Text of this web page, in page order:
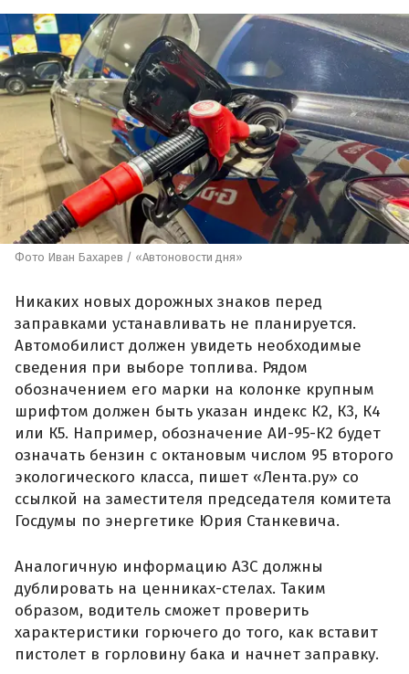
Фото Иван Бахарев / «Автоновости дня»
Никаких новых дорожных знаков перед
заправками устанавливать не планируется.
Автомобилист должен увидеть необходимые
сведения при выборе топлива. Рядом
обозначением его марки на колонке крупным
шрифтом должен быть указан индекс К2, К3, К4
или К5. Например, обозначение АИ-95-К2 будет
означать бензин с октановым числом 95 второго
экологического класса, пишет «Лента.ру» со
ссылкой на заместителя председателя комитета
Госдумы по энергетике Юрия Станкевича.
Аналогичную информацию АЗС должны
дублировать на ценниках-стелах. Таким
образом, водитель сможет проверить
характеристики горючего до того, как вставит
пистолет в горловину бака и начнет заправку.